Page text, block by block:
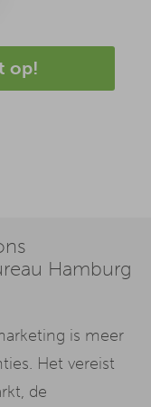
op!
Hamburg
is meer
Het vereist
de